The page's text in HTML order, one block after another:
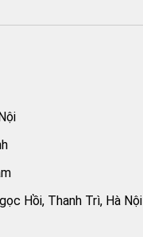
Hồi, Thanh Trì, Hà Nội